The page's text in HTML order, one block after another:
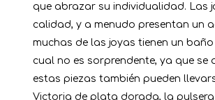
que abrazar su individualidad. Las
calidad, y a menudo presentan un
muchas de las joyas tienen un
cual no es sorprendente, ya que
estas piezas también pueden
Victoria de plata dorada, la